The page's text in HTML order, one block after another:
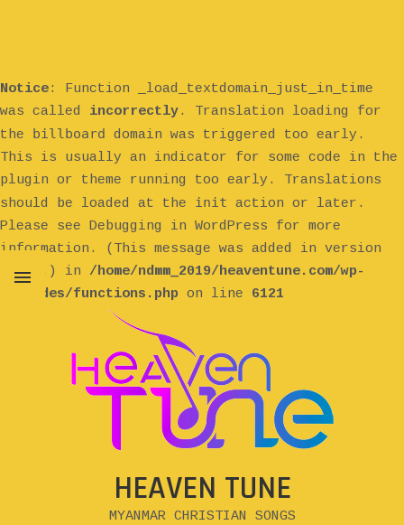
Notice: Function _load_textdomain_just_in_time
was called incorrectly. Translation loading for
the billboard domain was triggered too early.
This is usually an indicator for some code in the
plugin or theme running too early. Translations
should be loaded at the init action or later.
Please see Debugging in WordPress for more
information. (This message was added in version
6.7.0.) in /home/ndmm_2019/heaventune.com/wp-
includes/functions.php on line 6121
HEAVEN TUNE
MYANMAR CHRISTIAN SONGS